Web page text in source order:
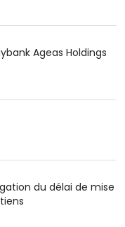
Ageas Holdings
du délai de mise